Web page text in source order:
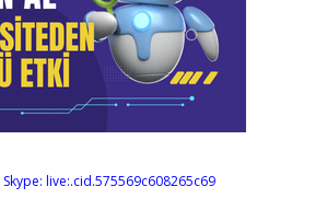
Skype: live:.cid.575569c608265c69